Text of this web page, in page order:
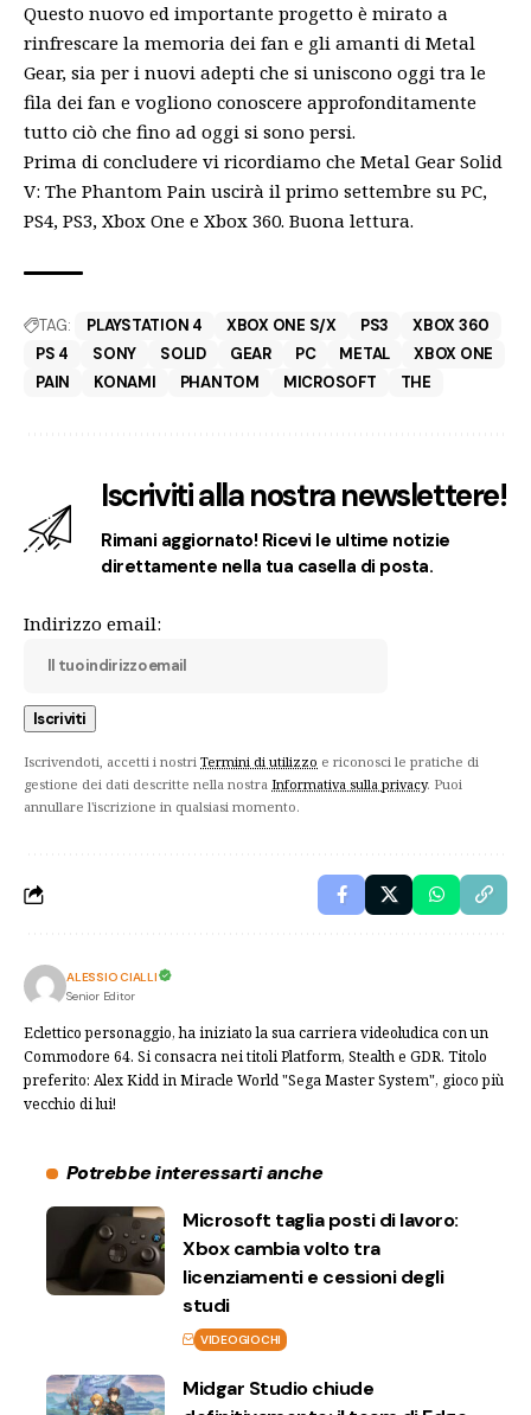
Questo nuovo ed importante progetto è mirato a
rinfrescare la memoria dei fan e gli amanti di Metal
Gear, sia per i nuovi adepti che si uniscono oggi tra le
fila dei fan e vogliono conoscere approfonditamente
tutto ciò che fino ad oggi si sono persi.
Prima di concludere vi ricordiamo che Metal Gear Solid
V: The Phantom Pain uscirà il primo settembre su PC,
PS4, PS3, Xbox One e Xbox 360. Buona lettura.
TAG: PLAYSTATION 4 XBOX ONE S/X PS3
XBOX 360
PS 4
SONY SOLID GEAR PC METAL
XBOX ONE
PAIN
KONAMI PHANTOM MICROSOFT THE
Iscriviti alla nostra newslettere!
Rimani aggiornato! Ricevi le ultime notizie
direttamente nella tua casella di posta.
Indirizzo email:
Iscrivendoti, accetti i nostri Termini di utilizzo e riconosci le pratiche di
gestione dei dati descritte nella nostra Informativa sulla privacy. Puoi
annullare l'iscrizione in qualsiasi momento.
ALESSIO CIALLI
Senior Editor
Eclettico personaggio, ha iniziato la sua carriera videoludica con un
Commodore 64. Si consacra nei titoli Platform, Stealth e GDR. Titolo
preferito: Alex Kidd in Miracle World "Sega Master System", gioco più
vecchio di lui!
Potrebbe interessarti anche
Microsoft taglia posti di lavoro:
Xbox cambia volto tra
licenziamenti e cessioni degli
studi
VIDEOGIOCHI
Midgar Studio chiude